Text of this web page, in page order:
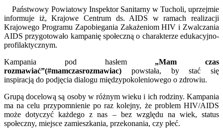
Państwowy Powiatowy Inspektor Sanitarny w Tucholi, uprzejmie
informuje iż, Krajowe Centrum ds. AIDS w ramach realizacji
Krajowego Programu Zapobiegania Zakażeniom HIV i Zwalczania
AIDS przygotowało kampanię społeczną o charakterze edukacyjno-
profilaktycznym.
Kampania pod hasłem „Mam czas
rozmawiać”(#mamczasrozmawiac) powstała, by stać się
inspiracją do podjęcia dialogu międzypokoleniowego o zdrowiu.
Grupą docelową są osoby w różnym wieku i ich rodziny. Kampania
ma na celu przypomnienie po raz kolejny, że problem HIV/AIDS
może dotyczyć każdego z nas – bez względu na wiek, status
społeczny, miejsce zamieszkania, przekonania, czy płeć.